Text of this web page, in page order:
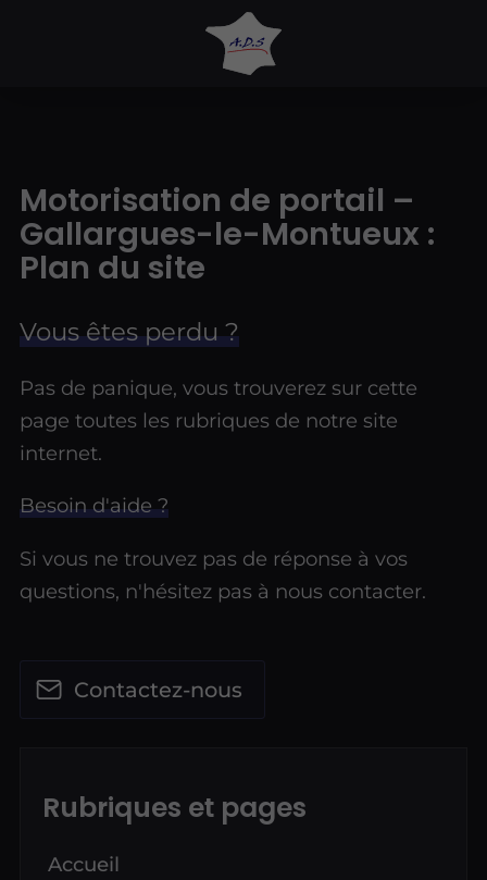
Motorisation de portail –
Gallargues-le-Montueux :
Plan du site
Vous êtes perdu ?
Pas de panique, vous trouverez sur cette
page toutes les rubriques de notre site
internet.​​
Besoin d'aide ?
Si vous ne trouvez pas de réponse à vos
questions, n'hésitez pas à nous contacter.
Contactez-nous
Rubriques et pages
Accueil